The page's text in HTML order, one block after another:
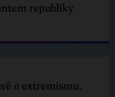
republiky
o extremismu.